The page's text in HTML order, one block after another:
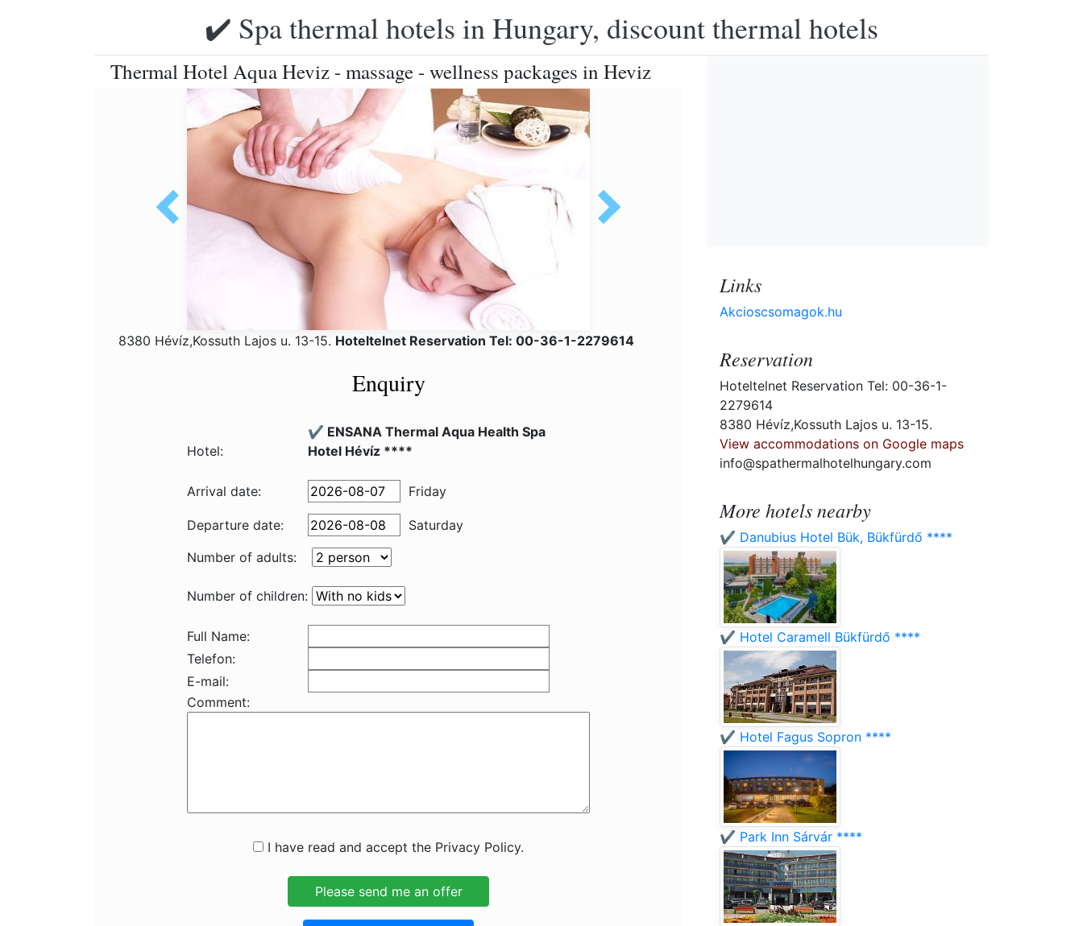
✔️ Spa thermal hotels in Hungary, discount thermal hotels
Thermal Hotel Aqua Heviz - massage - wellness packages in Heviz
8380 Hévíz,Kossuth Lajos u. 13-15. Hoteltelnet Reservation Tel: 00-36-1-2279614
Enquiry
Hotel:
✔️ ENSANA Thermal Aqua Health Spa
Hotel Hévíz ****
Arrival date: Friday
Departure date:
Saturday
Number of adults:
Number of children:
Full Name:
Telefon:
E-mail:
Comment:
I have read and accept the Privacy Policy.
Links
Akcioscsomagok.hu
Reservation
Hoteltelnet Reservation Tel: 00-36-1-
2279614
8380 Hévíz,Kossuth Lajos u. 13-15.
View accommodations on Google maps
info@spathermalhotelhungary.com
More hotels nearby
✔️ Danubius Hotel Bük, Bükfürdő ****
✔️ Hotel Caramell Bükfürdő ****
✔️ Hotel Fagus Sopron ****
✔️ Park Inn Sárvár ****